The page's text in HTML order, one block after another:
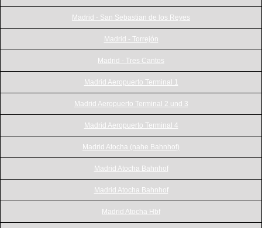
Madrid - San Sebastian de los Reyes
Madrid - Torrejón
Madrid - Tres Cantos
Madrid Aeropuerto Terminal 1
Madrid Aeropuerto Terminal 2 und 3
Madrid Aeropuerto Terminal 4
Madrid Atocha (nahe Bahnhof)
Madrid Atocha Bahnhof
Madrid Atocha Bahnhof
Madrid Atocha Hbf